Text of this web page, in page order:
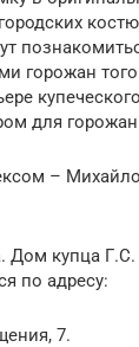
горожан
для горожан
–
Дом купца Г.С.
по адресу:
7.